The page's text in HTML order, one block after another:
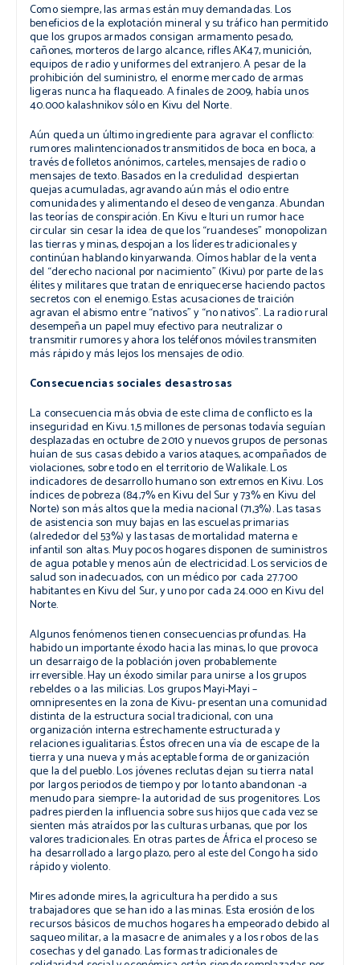
Como siempre, las armas están muy demandadas. Los
beneficios de la explotación mineral y su tráfico han permitido
que los grupos armados consigan armamento pesado,
cañones, morteros de largo alcance, rifles AK47, munición,
equipos de radio y uniformes del extranjero. A pesar de la
prohibición del suministro, el enorme mercado de armas
ligeras nunca ha flaqueado. A finales de 2009, había unos
40.000kalashnikovsólo en Kivu del Norte.
Aún queda un último ingrediente para agravar el conflicto:
rumores malintencionados transmitidos de boca en boca, a
través de folletos anónimos, carteles, mensajes de radio o
mensajes de texto. Basados en la credulidad despiertan
quejas acumuladas, agravando aún más el odio entre
comunidades y alimentando el deseo de venganza. Abundan
las teorías de conspiración. En Kivu e Ituri un rumor hace
circular sin cesar la idea de que los “ruandeses” monopolizan
las tierras y minas, despojan a los líderes tradicionales y
continúan hablandokinyarwanda. Oímos hablar de la venta
del “derecho nacional por nacimiento” (Kivu) por parte de las
élites y militares que tratan de enriquecerse haciendo pactos
secretos con el enemigo. Estas acusaciones de traición
agravan el abismo entre “nativos” y “no nativos”. La radio rural
desempeña un papel muy efectivo para neutralizar o
transmitir rumores y ahora los teléfonos móviles transmiten
más rápido y más lejos los mensajes de odio.
Consecuencias sociales desastrosas
La consecuencia más obvia de este clima de conflicto es la
inseguridad en Kivu. 1,5 millones de personas todavía seguían
desplazadas en octubre de 2010 y nuevos grupos de personas
huían de sus casas debido a varios ataques, acompañados de
violaciones, sobre todo en el territorio de Walikale. Los
indicadores de desarrollo humano son extremos en Kivu. Los
índices de pobreza (84,7% en Kivu del Sur y 73% en Kivu del
Norte) son más altos que la media nacional (71,3%). Las tasas
de asistencia son muy bajas en las escuelas primarias
(alrededor del 53%) y las tasas de mortalidad materna e
infantil son altas. Muy pocos hogares disponen de suministros
de agua potable y menos aún de electricidad. Los servicios de
salud son inadecuados, con un médico por cada 27.700
habitantes en Kivu del Sur, y uno por cada 24.000 en Kivu del
Norte.
Algunos fenómenos tienen consecuencias profundas. Ha
habido un importante éxodo hacia las minas, lo que provoca
un desarraigo de la población joven probablemente
irreversible. Hay un éxodo similar para unirse a los grupos
rebeldes o a las milicias. Los grupos Mayi-Mayi –
omnipresentes en la zona de Kivu- presentan una comunidad
distinta de la estructura social tradicional, con una
organización interna estrechamente estructurada y
relaciones igualitarias. Éstos ofrecen una vía de escape de la
tierra y una nueva y más aceptable forma de organización
que la del pueblo. Los jóvenes reclutas dejan su tierra natal
por largos periodos de tiempo y por lo tanto abandonan -a
menudo para siempre- la autoridad de sus progenitores. Los
padres pierden la influencia sobre sus hijos que cada vez se
sienten más atraídos por las culturas urbanas, que por los
valores tradicionales. En otras partes de África el proceso se
ha desarrollado a largo plazo, pero al este del Congo ha sido
rápido y violento.
Mires adonde mires, la agricultura ha perdido a sus
trabajadores que se han ido a las minas. Esta erosión de los
recursos básicos de muchos hogares ha empeorado debido al
saqueo militar, a la masacre de animales y a los robos de las
cosechas y del ganado. Las formas tradicionales de